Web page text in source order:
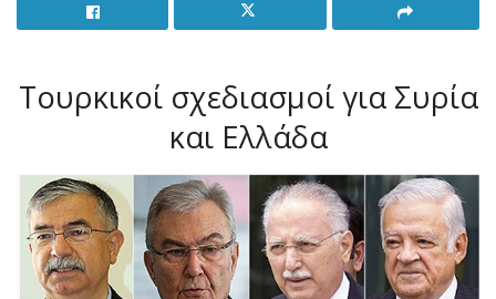
Τουρκικοί σχεδιασμοί για Συρία
και Ελλάδα